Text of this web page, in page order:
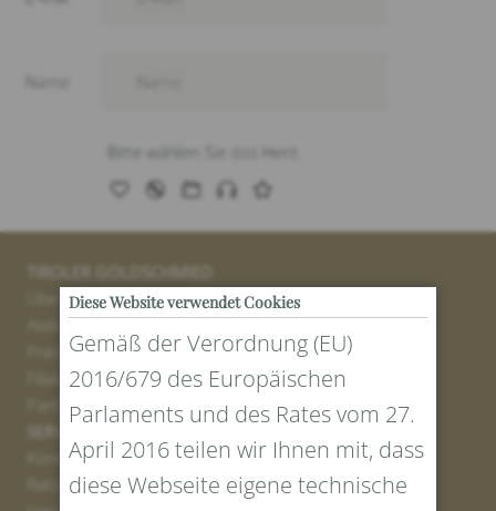
TIROLER GOLDSCHMIED
Über uns
Atelier
Presse
Filialen
Partner
SERVICE
Kontakt
Retourenportal
Diese Website verwendet Cookies
Gemäß der Verordnung (EU)
2016/679 des Europäischen
Parlaments und des Rates vom 27.
April 2016 teilen wir Ihnen mit, dass
diese Webseite eigene technische